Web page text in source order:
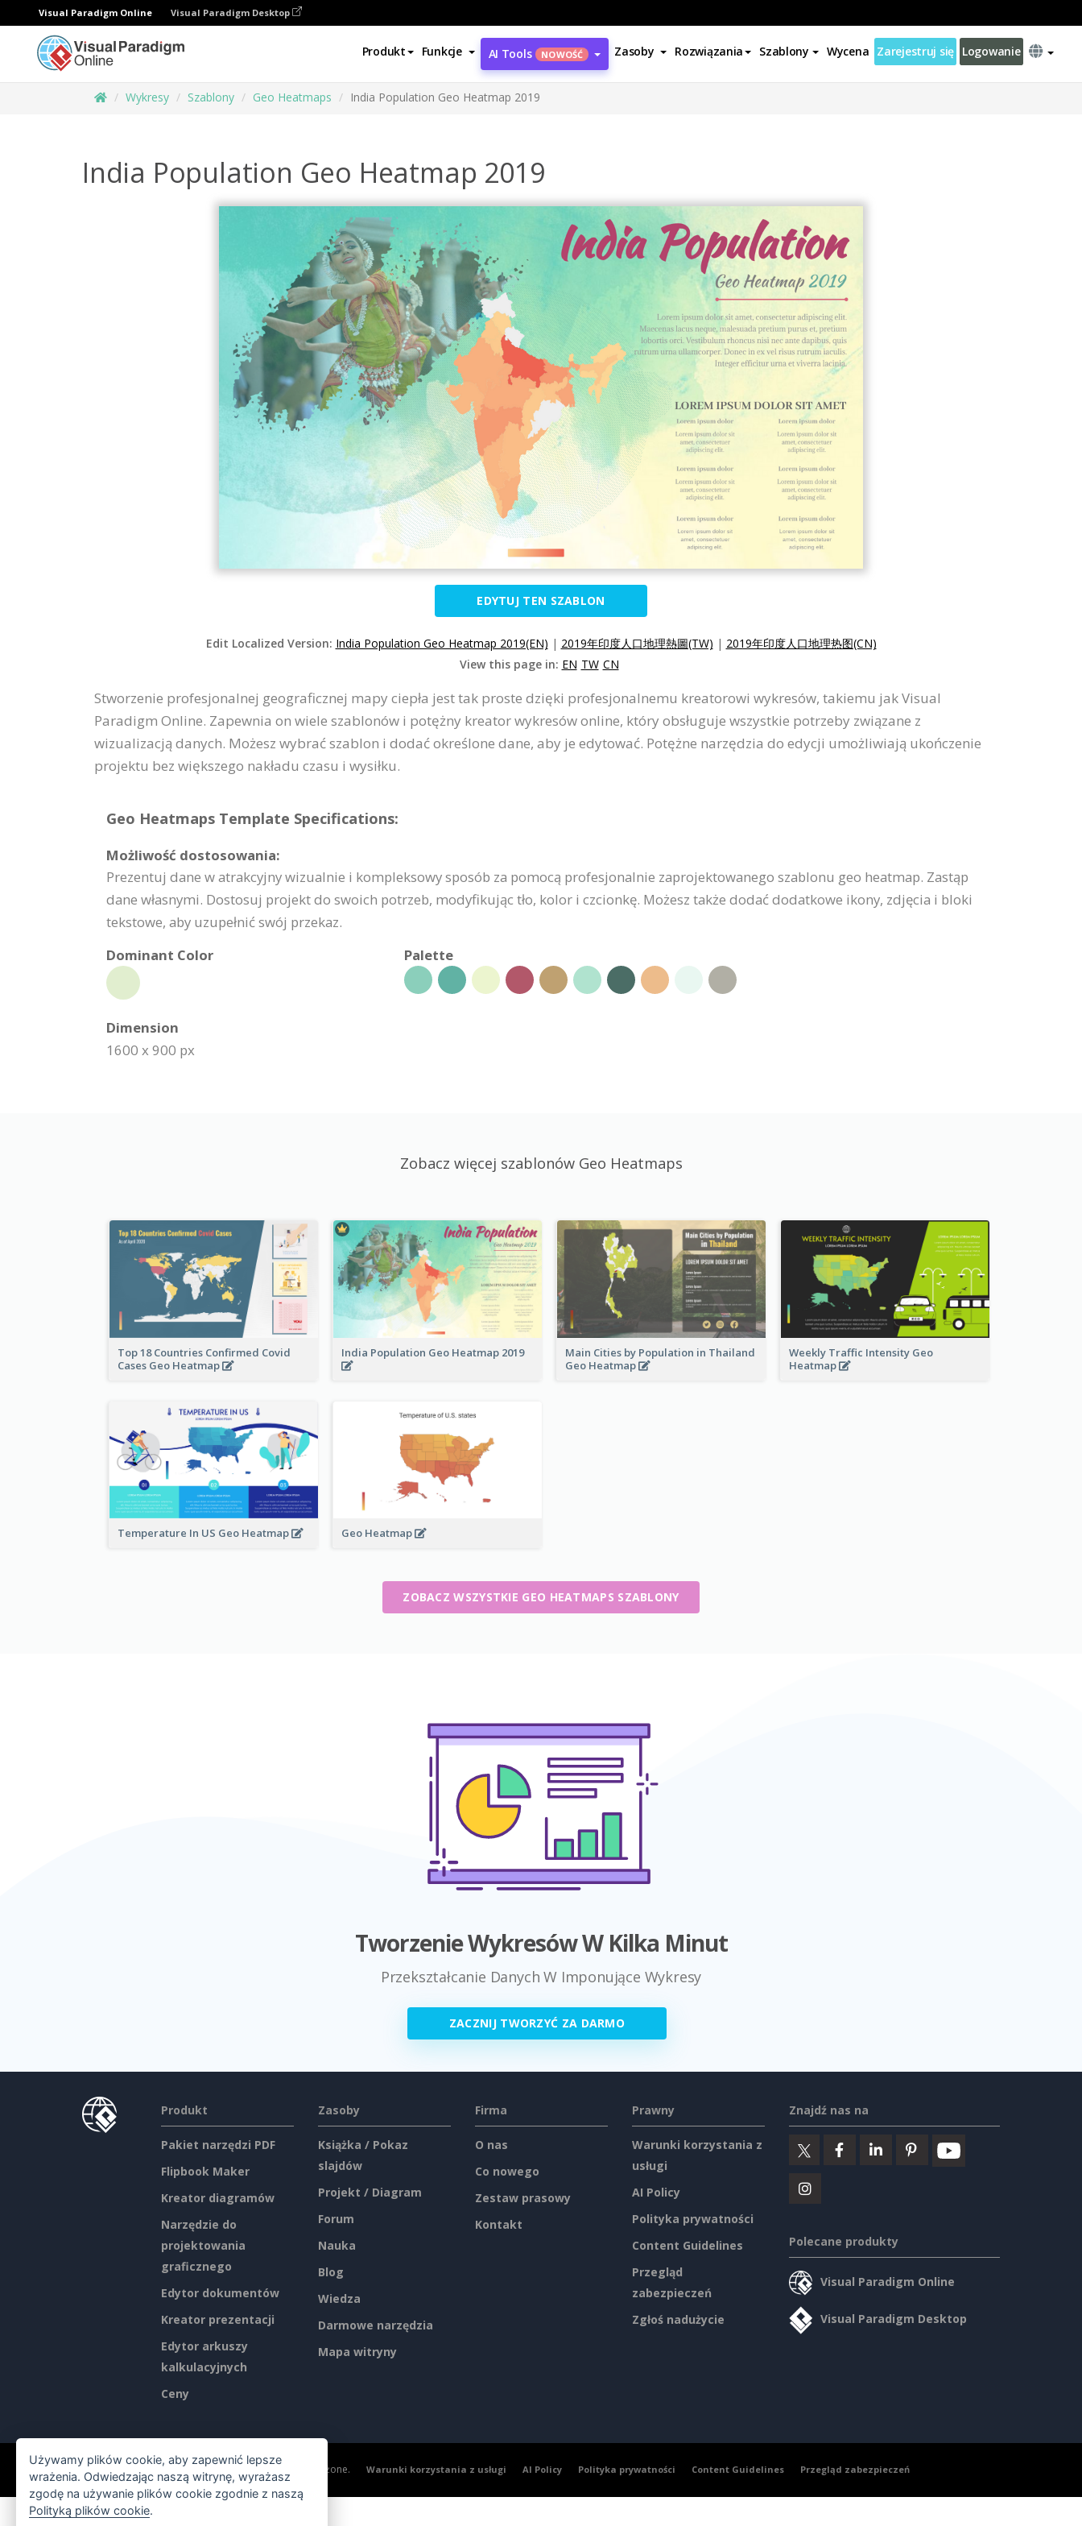
Visual Paradigm Online Visual Paradigm Desktop
Produkt Funkcje AI Tools NOWOŚĆ Zasoby Rozwiązania Szablony Wycena Zarejestruj się Logowanie
Wykresy Szablony Geo Heatmaps India Population Geo Heatmap 2019
India Population Geo Heatmap 2019
EDYTUJ TEN SZABLON
Edit Localized Version: India Population Geo Heatmap 2019(EN) | 2019年印度人口地理熱圖(TW) | 2019年印度人口地理热图(CN)
View this page in: EN TW CN
Stworzenie profesjonalnej geograficznej mapy ciepła jest tak proste dzięki profesjonalnemu kreatorowi wykresów, takiemu jak Visual
Paradigm Online. Zapewnia on wiele szablonów i potężny kreator wykresów online, który obsługuje wszystkie potrzeby związane z
wizualizacją danych. Możesz wybrać szablon i dodać określone dane, aby je edytować. Potężne narzędzia do edycji umożliwiają ukończenie
projektu bez większego nakładu czasu i wysiłku.
Geo Heatmaps Template Specifications:
Możliwość dostosowania:
Prezentuj dane w atrakcyjny wizualnie i kompleksowy sposób za pomocą profesjonalnie zaprojektowanego szablonu geo heatmap. Zastąp
dane własnymi. Dostosuj projekt do swoich potrzeb, modyfikując tło, kolor i czcionkę. Możesz także dodać dodatkowe ikony, zdjęcia i bloki
tekstowe, aby uzupełnić swój przekaz.
Dominant Color
Palette
Dimension
1600 x 900 px
Zobacz więcej szablonów Geo Heatmaps
Top 18 Countries Confirmed Covid
Cases Geo Heatmap
India Population Geo Heatmap 2019
Main Cities by Population in Thailand
Geo Heatmap
Weekly Traffic Intensity Geo
Heatmap
Temperature In US Geo Heatmap Geo Heatmap
ZOBACZ WSZYSTKIE GEO HEATMAPS SZABLONY
Tworzenie Wykresów W Kilka Minut
Przekształcanie Danych W Imponujące Wykresy
ZACZNIJ TWORZYĆ ZA DARMO
Produkt
Pakiet narzędzi PDF
Flipbook Maker
Kreator diagramów
Narzędzie do
projektowania
graficznego
Edytor dokumentów
Kreator prezentacji
Edytor arkuszy
kalkulacyjnych
Ceny
Zasoby
Książka / Pokaz
slajdów
Projekt / Diagram
Forum
Nauka
Blog
Wiedza
Darmowe narzędzia
Mapa witryny
Firma
O nas
Co nowego
Zestaw prasowy
Kontakt
Prawny
Warunki korzystania z
usługi
AI Policy
Polityka prywatności
Content Guidelines
Przegląd
zabezpieczeń
Zgłoś nadużycie
Znajdź nas na
Polecane produkty
Visual Paradigm Online
Visual Paradigm Desktop
©2026 by Visual Paradigm. Wszelkie prawa zastrzeżone. Warunki korzystania z usługi AI Policy Polityka prywatności Content Guidelines Przegląd zabezpieczeń
Używamy plików cookie, aby zapewnić lepsze
wrażenia. Odwiedzając naszą witrynę, wyrażasz
zgodę na używanie plików cookie zgodnie z naszą
Polityką plików cookie.